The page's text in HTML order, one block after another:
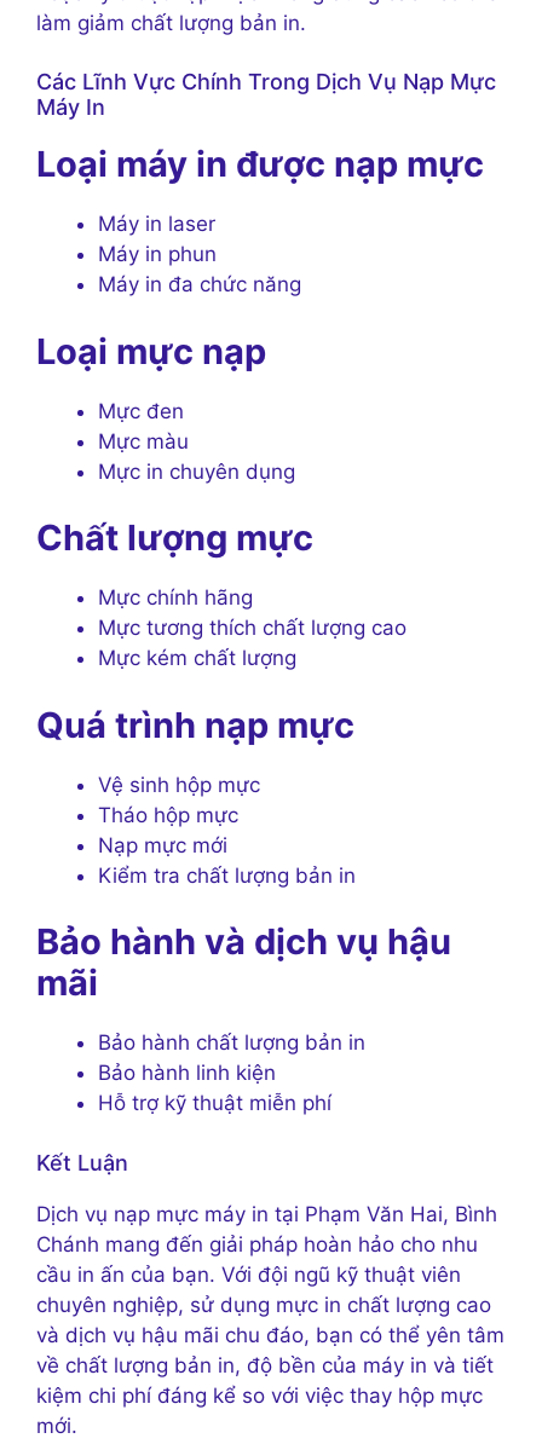
làm giảm chất lượng bản in.
Các Lĩnh Vực Chính Trong Dịch Vụ Nạp Mực
Máy In
Loại máy in được nạp mực
Máy in laser
Máy in phun
Máy in đa chức năng
Loại mực nạp
Mực đen
Mực màu
Mực in chuyên dụng
Chất lượng mực
Mực chính hãng
Mực tương thích chất lượng cao
Mực kém chất lượng
Quá trình nạp mực
Vệ sinh hộp mực
Tháo hộp mực
Nạp mực mới
Kiểm tra chất lượng bản in
Bảo hành và dịch vụ hậu
mãi
Bảo hành chất lượng bản in
Bảo hành linh kiện
Hỗ trợ kỹ thuật miễn phí
Kết Luận
Dịch vụ nạp mực máy in tại Phạm Văn Hai, Bình
Chánh mang đến giải pháp hoàn hảo cho nhu
cầu in ấn của bạn. Với đội ngũ kỹ thuật viên
chuyên nghiệp, sử dụng mực in chất lượng cao
và dịch vụ hậu mãi chu đáo, bạn có thể yên tâm
về chất lượng bản in, độ bền của máy in và tiết
kiệm chi phí đáng kể so với việc thay hộp mực
mới.